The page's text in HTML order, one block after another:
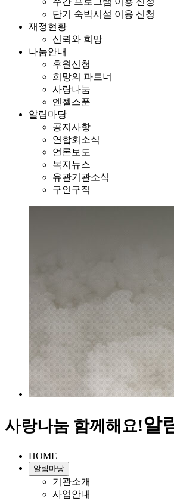
단기 숙박시설 이용 신청
재정현황
신뢰와 희망
나눔안내
후원신청
희망의 파트너
사랑나눔
엔젤스푼
알림마당
공지사항
연합회소식
언론보도
복지뉴스
유관기관소식
구인구직
사랑나눔 함께해요!알
HOME
알림마당
기관소개
사업안내